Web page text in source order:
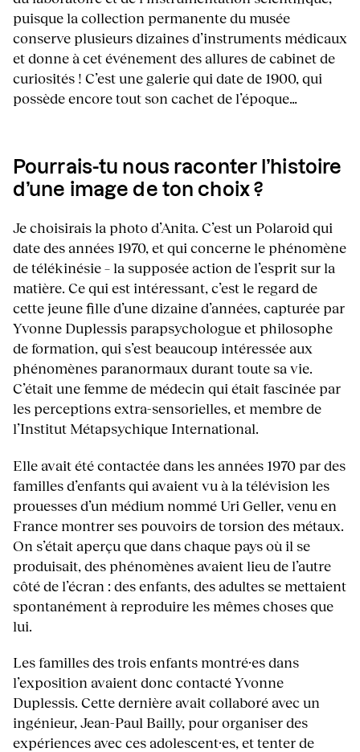
puisque la collection permanente du musée
conserve plusieurs dizaines d’instruments médicaux
et donne à cet événement des allures de cabinet de
curiosités ! C’est une galerie qui date de 1900, qui
possède encore tout son cachet de l’époque…
Pourrais-tu nous raconter l’histoire
d’une image de ton choix ?
Je choisirais la photo d’Anita. C’est un Polaroid qui
date des années 1970, et qui concerne le phénomène
de télékinésie – la supposée action de l’esprit sur la
matière. Ce qui est intéressant, c’est le regard de
cette jeune fille d’une dizaine d’années, capturée par
Yvonne Duplessis parapsychologue et philosophe
de formation, qui s’est beaucoup intéressée aux
phénomènes paranormaux durant toute sa vie.
C’était une femme de médecin qui était fascinée par
les perceptions extra-sensorielles, et membre de
l’Institut Métapsychique International.
Elle avait été contactée dans les années 1970 par des
familles d’enfants qui avaient vu à la télévision les
prouesses d’un médium nommé Uri Geller, venu en
France montrer ses pouvoirs de torsion des métaux.
On s’était aperçu que dans chaque pays où il se
produisait, des phénomènes avaient lieu de l’autre
côté de l’écran : des enfants, des adultes se mettaient
spontanément à reproduire les mêmes choses que
lui.
Les familles des trois enfants montré·es dans
l’exposition avaient donc contacté Yvonne
Duplessis. Cette dernière avait collaboré avec un
ingénieur, Jean-Paul Bailly, pour organiser des
expériences avec ces adolescent·es, et tenter de